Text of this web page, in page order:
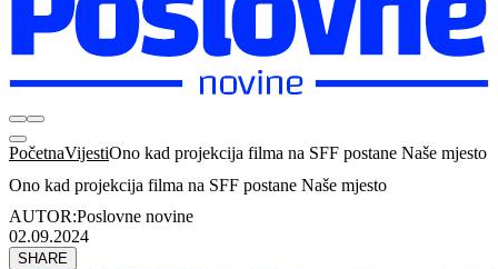
PočetnaVijestiOno kad projekcija filma na SFF postane Naše mjesto
Ono kad projekcija filma na SFF postane Naše mjesto
AUTOR:Poslovne novine
02.09.2024
SHARE